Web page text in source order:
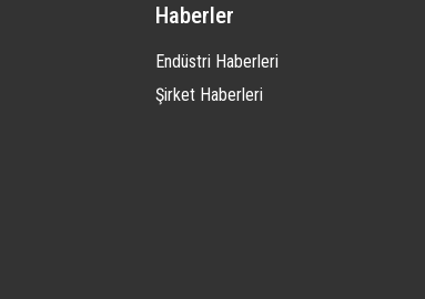
Haberler
Endüstri Haberleri
Şirket Haberleri